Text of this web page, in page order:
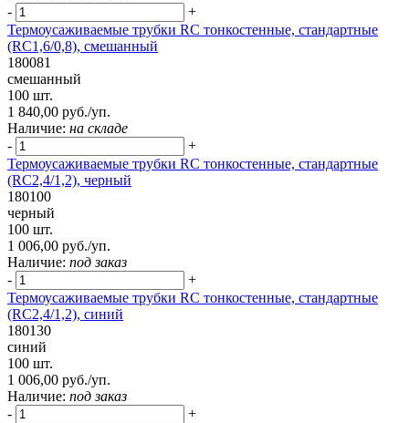
-
+
Термоусаживаемые трубки RC тонкостенные, стандартные
(RC1,6/0,8), смешанный
180081
смешанный
100 шт.
1 840,00 руб./уп.
Наличие: на складе
-
+
Термоусаживаемые трубки RC тонкостенные, стандартные
(RC2,4/1,2), черный
180100
черный
100 шт.
1 006,00 руб./уп.
Наличие: под заказ
-
+
Термоусаживаемые трубки RC тонкостенные, стандартные
(RC2,4/1,2), синий
180130
синий
100 шт.
1 006,00 руб./уп.
Наличие: под заказ
-
+